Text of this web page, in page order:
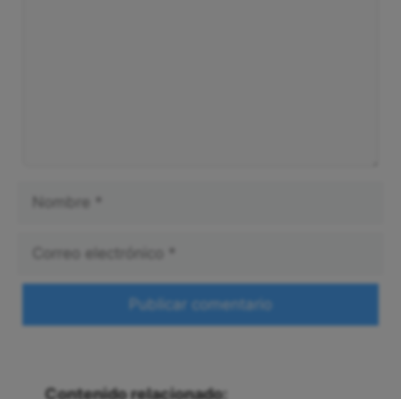
Contenido relacionado: